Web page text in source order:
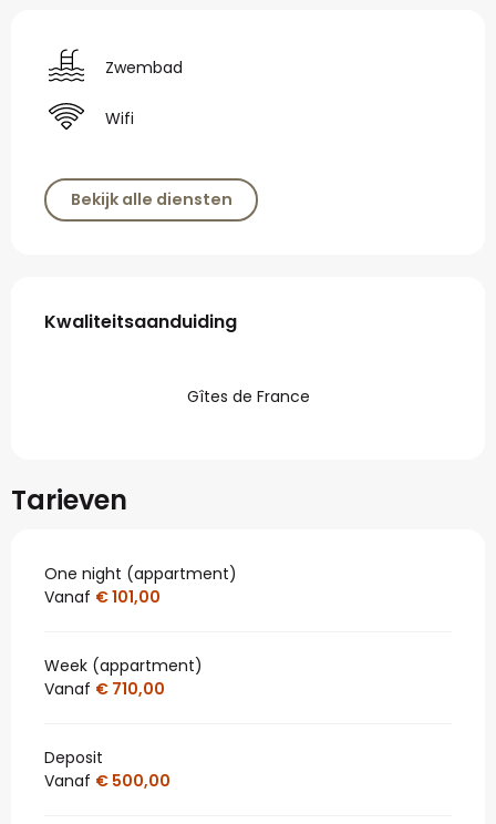
Zwembad
Wifi
Bekijk alle diensten
Dienstverlening
Kwaliteitsaanduiding
Kwaliteitsaanduiding
Gîtes de France
Tarieven
One night (appartment)
Vanaf € 101,00
Week (appartment)
Vanaf € 710,00
Deposit
Vanaf € 500,00